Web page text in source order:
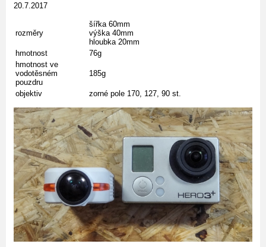
20.7.2017
rozměry
šířka 60mm
výška 40mm
hloubka 20mm
hmotnost
76g
hmotnost ve
vodotěsném
pouzdru
185g
objektiv zorné pole 170, 127, 90 st.